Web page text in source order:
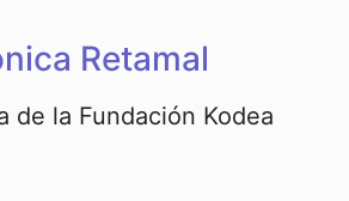
Retamal
de la Fundación Kodea